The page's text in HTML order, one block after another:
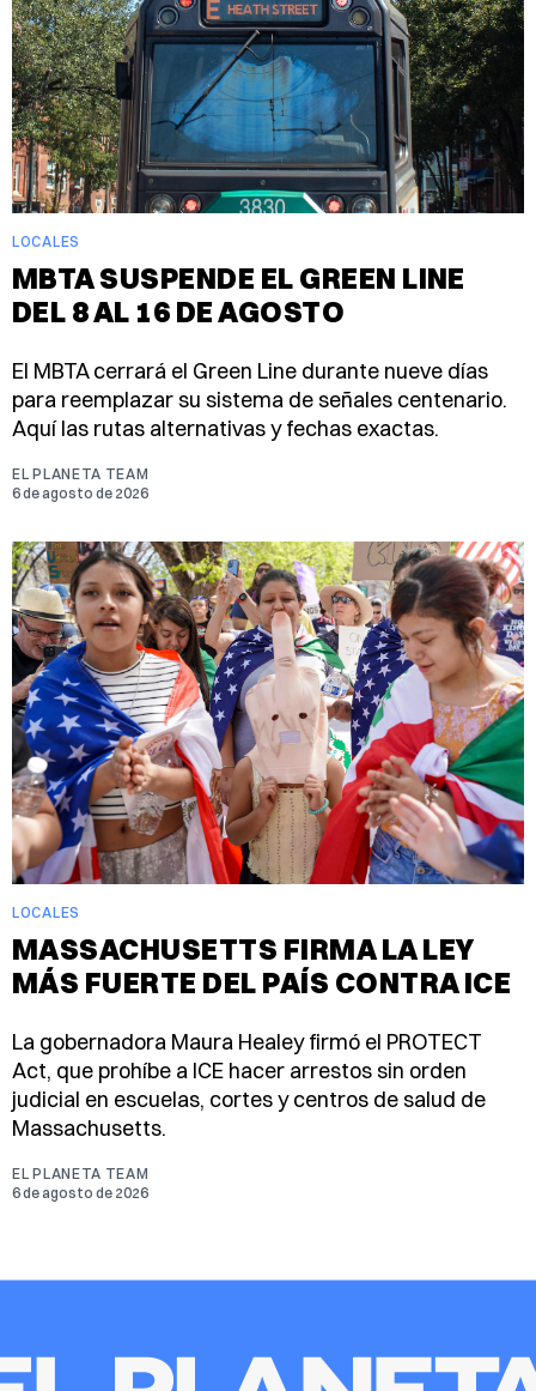
LOCALES
MBTA SUSPENDE EL GREEN LINE
DEL 8 AL 16 DE AGOSTO
El MBTA cerrará el Green Line durante nueve días
para reemplazar su sistema de señales centenario.
Aquí las rutas alternativas y fechas exactas.
EL PLANETA TEAM
6 de agosto de 2026
LOCALES
MASSACHUSETTS FIRMA LA LEY
MÁS FUERTE DEL PAÍS CONTRA ICE
La gobernadora Maura Healey firmó el PROTECT
Act, que prohíbe a ICE hacer arrestos sin orden
judicial en escuelas, cortes y centros de salud de
Massachusetts.
EL PLANETA TEAM
6 de agosto de 2026